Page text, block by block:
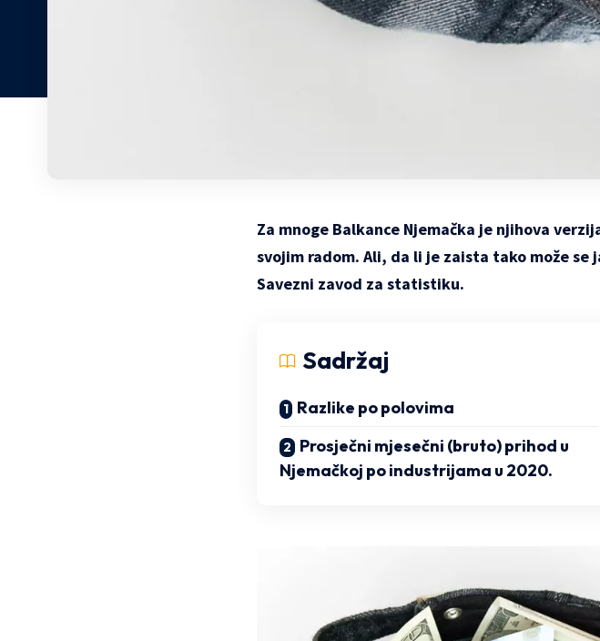
Za mnoge Balkance Njemačka je njihova
svojim radom. Ali, da li je zaista tako može
Savezni zavod za statistiku.
Sadržaj
Razlike po polovima
Prosječni mjesečni (bruto) prihod u
Njemačkoj po industrijama u 2020.